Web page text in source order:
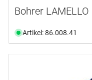
Bohrer LAMELLO
Artikel: 86.008.41